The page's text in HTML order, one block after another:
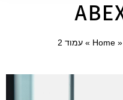
Home
» עמוד 2